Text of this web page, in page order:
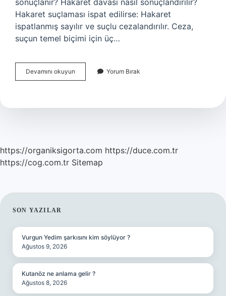
sonuçlanır? Hakaret davası nasıl sonuçlandırılır?
Hakaret suçlaması ispat edilirse: Hakaret
ispatlanmış sayılır ve suçlu cezalandırılır. Ceza,
suçun temel biçimi için üç…
Devamını okuyun
Suçu
Yorum Bırak
https://organiksigorta.com https://duce.com.tr
https://cog.com.tr Sitemap
SIDEBAR
SON YAZILAR
Vurgun Yedim şarkısını kim söylüyor ?
Ağustos 9, 2026
Kutanöz ne anlama gelir ?
Ağustos 8, 2026